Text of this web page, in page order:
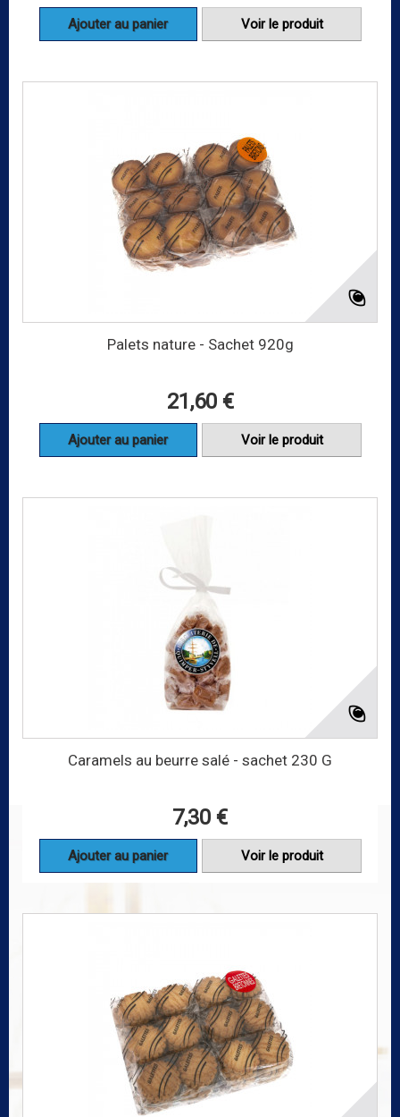
Ajouter au panier Voir le produit
Palets nature - Sachet 920g
21,60 €
Ajouter au panier Voir le produit
Caramels au beurre salé - sachet 230 G
7,30 €
Ajouter au panier Voir le produit